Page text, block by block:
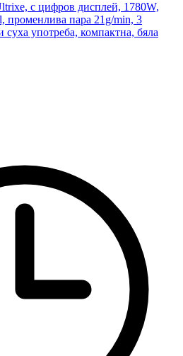
с цифров дисплей, 1780W,
променлива пара 21g/min, 3
употреба, компактна, бяла